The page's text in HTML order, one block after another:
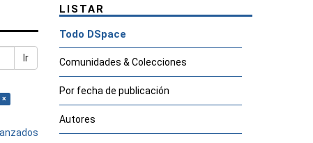
Ir
×
LISTAR
Todo DSpace
Comunidades & Colecciones
Por fecha de publicación
Autores